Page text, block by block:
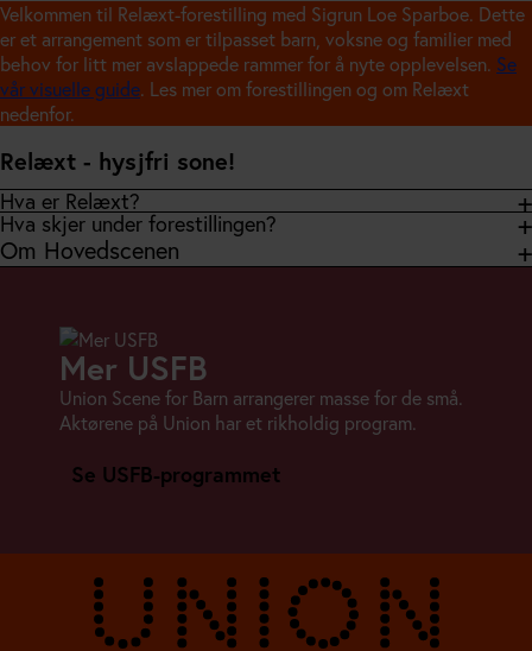
Velkommen til Relæxt-forestilling med Sigrun Loe Sparboe. Dette
er et arrangement som er tilpasset barn, voksne og familier med
behov for litt mer avslappede rammer for å nyte opplevelsen. Se
vår visuelle guide. Les mer om forestillingen og om Relæxt
nedenfor.
Relæxt - hysjfri sone!
Hva er Relæxt?
Hva skjer under forestillingen?
Om Hovedscenen
Mer USFB
Union Scene for Barn arrangerer masse for de små.
Aktørene på Union har et rikholdig program.
Se USFB-programmet